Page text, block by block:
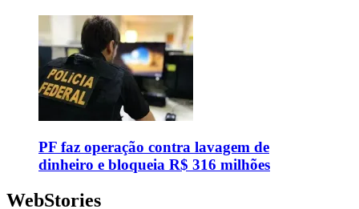
PF faz operação contra lavagem de
dinheiro e bloqueia R$ 316 milhões
WebStories